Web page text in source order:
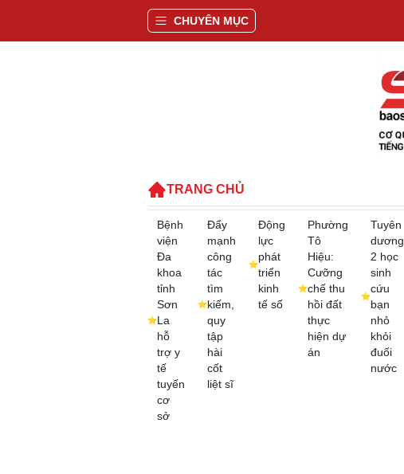
CHUYÊN MỤC
TRANG CHỦ
Bệnh
viện
Đa
khoa
tỉnh
Sơn
La
hỗ
trợ y
tế
tuyến
cơ
sở
Đẩy
mạnh
công
tác
tìm
kiếm,
quy
tập
hài
cốt
liệt sĩ
Động
lực
phát
triển
kinh
tế số
Phường
Tô
Hiệu:
Cưỡng
chế thu
hồi đất
thực
hiện dự
án
Tuyên
dương
2 học
sinh
cứu
bạn
nhỏ
khỏi
đuối
nước